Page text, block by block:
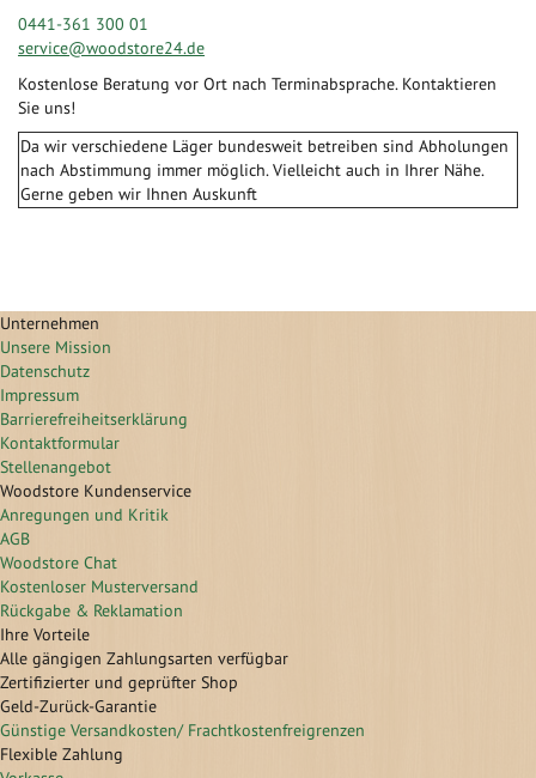
0441-361 300 01
service@woodstore24.de
Kostenlose Beratung vor Ort nach Terminabsprache. Kontaktieren
Sie uns!
Da wir verschiedene Läger bundesweit betreiben sind Abholungen
nach Abstimmung immer möglich. Vielleicht auch in Ihrer Nähe.
Gerne geben wir Ihnen Auskunft
Unternehmen
Unsere Mission
Datenschutz
Impressum
Barrierefreiheitserklärung
Kontaktformular
Stellenangebot
Woodstore Kundenservice
Anregungen und Kritik
AGB
Woodstore Chat
Kostenloser Musterversand
Rückgabe & Reklamation
Ihre Vorteile
Alle gängigen Zahlungsarten verfügbar
Zertifizierter und geprüfter Shop
Geld-Zurück-Garantie
Günstige Versandkosten/ Frachtkostenfreigrenzen
Flexible Zahlung